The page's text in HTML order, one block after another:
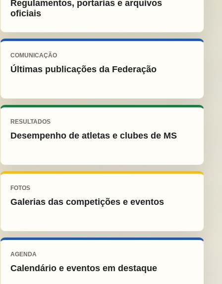
Regulamentos, portarias e arquivos
oficiais
COMUNICAÇÃO
Últimas publicações da Federação
RESULTADOS
Desempenho de atletas e clubes de MS
FOTOS
Galerias das competições e eventos
AGENDA
Calendário e eventos em destaque